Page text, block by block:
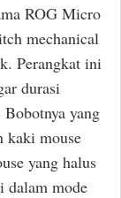
ROG Micro
mechanical
Perangkat ini
durasi
yang
kaki mouse
yang halus
dalam mode